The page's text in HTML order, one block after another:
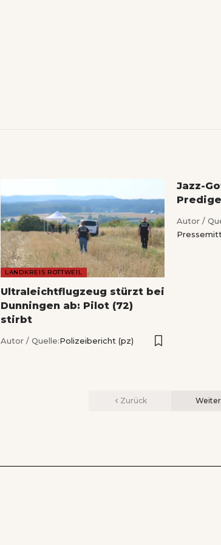
LANDKREIS ROTTWEIL
Ultraleichtflugzeug stürzt bei
Dunningen ab: Pilot (72)
stirbt
Autor / Quelle:Polizeibericht (pz)
Jazz-
Autor /
Zurück Weiter